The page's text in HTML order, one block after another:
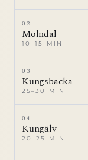
02
Mölndal
10–15 MIN
03
Kungsbacka
25–30 MIN
04
Kungälv
20–25 MIN